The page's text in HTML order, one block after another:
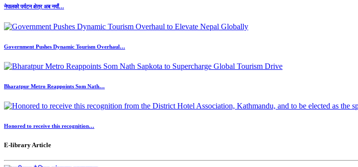
नेपालको पर्यटन क्षेत्र अब नयाँ…
Government Pushes Dynamic Tourism Overhaul…
Bharatpur Metro Reappoints Som Nath…
Honored to receive this recognition…
E-library Article